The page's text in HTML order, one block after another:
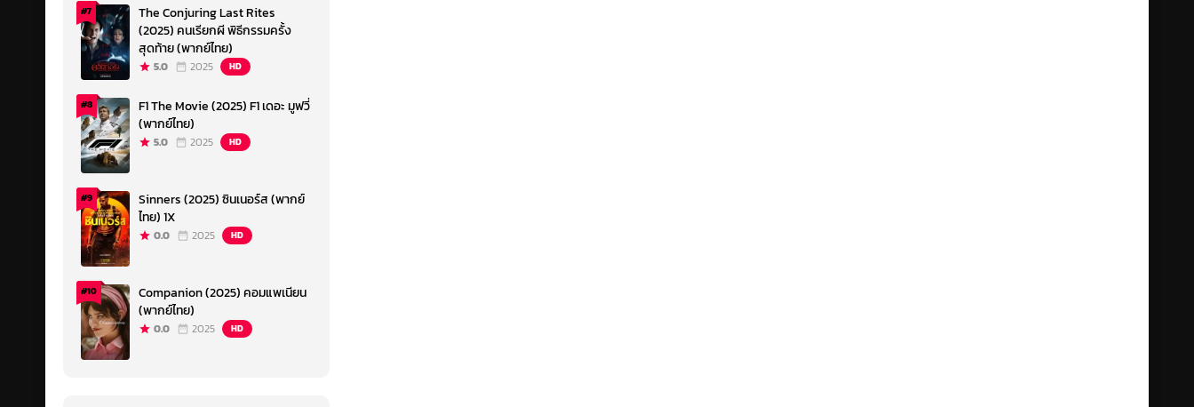
#7
The Conjuring Last Rites
(2025) คนเรียกผี พิธีกรรมครั้ง
สุดท้าย (พากย์ไทย)
5.0 2025 HD
#8
F1 The Movie (2025) F1 เดอะ มูฟวี่
(พากย์ไทย)
5.0 2025 HD
#9
Sinners (2025) ซินเนอร์ส (พากย์
ไทย) 1X
0.0 2025 HD
#10
Companion (2025) คอมแพเนียน
(พากย์ไทย)
0.0 2025 HD